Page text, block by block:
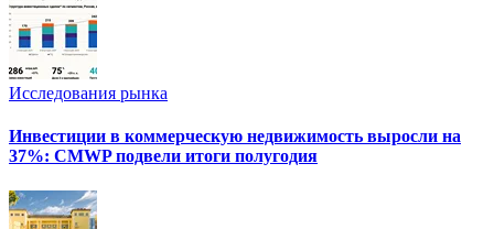
Исследования рынка
Инвестиции в коммерческую недвижимость выросли на
37%: CMWP подвели итоги полугодия